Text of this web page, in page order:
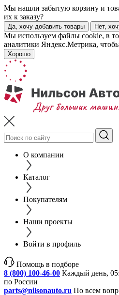
Мы нашли забытую корзину и
их к заказу?
Да, хочу добавить товары Нет,
Мы используем файлы cookie, в
аналитики Яндекс.Метрика,
Хорошо
О компании
Каталог
Покупателям
Наши проекты
Войти в профиль
Помощь в подборе
8 (800) 100-46-00 Каждый день,
по России
parts@nilsonauto.ru По всем